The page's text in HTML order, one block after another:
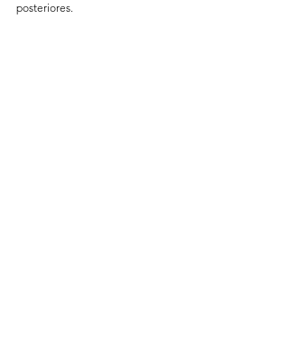
posteriores.